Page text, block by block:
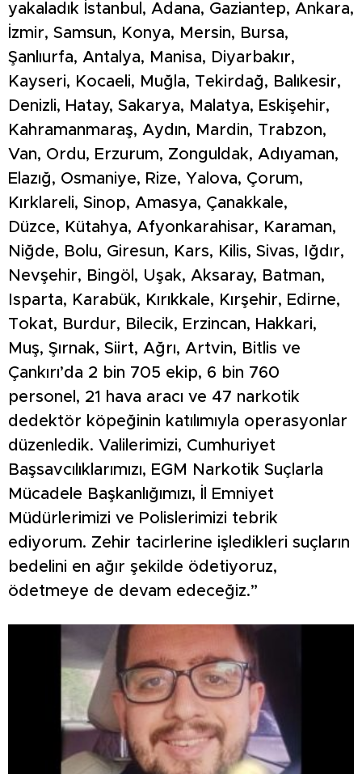
yakaladık İstanbul, Adana, Gaziantep, Ankara,
İzmir, Samsun, Konya, Mersin, Bursa,
Şanlıurfa, Antalya, Manisa, Diyarbakır,
Kayseri, Kocaeli, Muğla, Tekirdağ, Balıkesir,
Denizli, Hatay, Sakarya, Malatya, Eskişehir,
Kahramanmaraş, Aydın, Mardin, Trabzon,
Van, Ordu, Erzurum, Zonguldak, Adıyaman,
Elazığ, Osmaniye, Rize, Yalova, Çorum,
Kırklareli, Sinop, Amasya, Çanakkale,
Düzce, Kütahya, Afyonkarahisar, Karaman,
Niğde, Bolu, Giresun, Kars, Kilis, Sivas, Iğdır,
Nevşehir, Bingöl, Uşak, Aksaray, Batman,
Isparta, Karabük, Kırıkkale, Kırşehir, Edirne,
Tokat, Burdur, Bilecik, Erzincan, Hakkari,
Muş, Şırnak, Siirt, Ağrı, Artvin, Bitlis ve
Çankırı’da 2 bin 705 ekip, 6 bin 760
personel, 21 hava aracı ve 47 narkotik
dedektör köpeğinin katılımıyla operasyonlar
düzenledik. Valilerimizi, Cumhuriyet
Başsavcılıklarımızı, EGM Narkotik Suçlarla
Mücadele Başkanlığımızı, İl Emniyet
Müdürlerimizi ve Polislerimizi tebrik
ediyorum. Zehir tacirlerine işledikleri suçların
bedelini en ağır şekilde ödetiyoruz,
ödetmeye de devam edeceğiz.”